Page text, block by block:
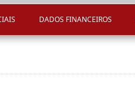
DADOS FINANCEIROS